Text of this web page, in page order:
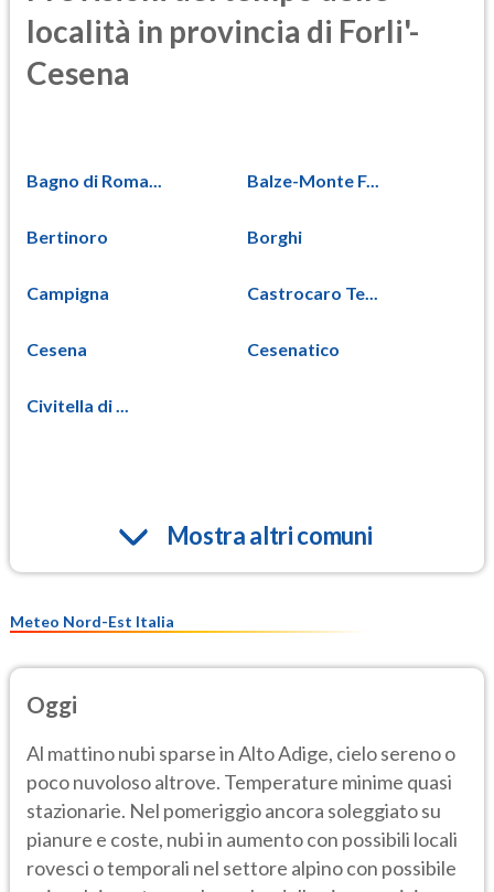
località in provincia di Forli'-
Cesena
Bagno di Roma... Balze-Monte F...
Bertinoro Borghi
Campigna Castrocaro Te...
Cesena Cesenatico
Civitella di ...
Mostra altri comuni
Meteo Nord-Est Italia
Oggi
Al mattino nubi sparse in Alto Adige, cielo sereno o
poco nuvoloso altrove. Temperature minime quasi
stazionarie. Nel pomeriggio ancora soleggiato su
pianure e coste, nubi in aumento con possibili locali
rovesci o temporali nel settore alpino con possibile